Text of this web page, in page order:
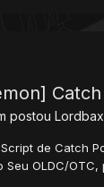
postou
de Catch
OLDC/OTC,